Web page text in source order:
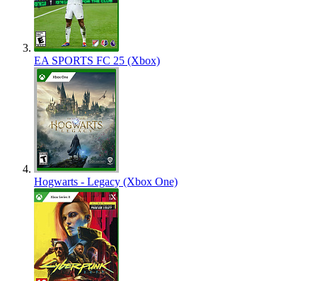
EA SPORTS FC 25 (Xbox)
Hogwarts - Legacy (Xbox One)